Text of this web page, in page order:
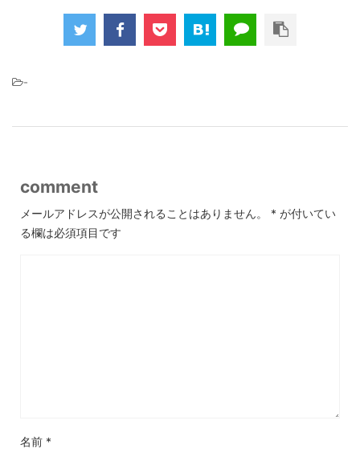
-
comment
メールアドレスが公開されることはありません。 * が付いてい
る欄は必須項目です
名前 *